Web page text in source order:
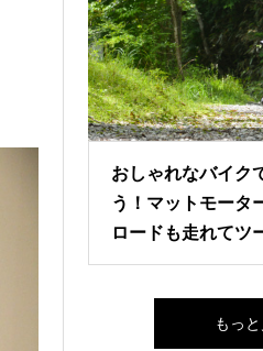
おしゃれなバイク
う！マットモータ
ロードも走れてツ
もっ